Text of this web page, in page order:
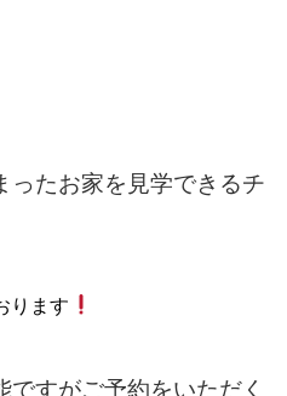
ったお家を見学できるチ
ります
すがご予約をいただく